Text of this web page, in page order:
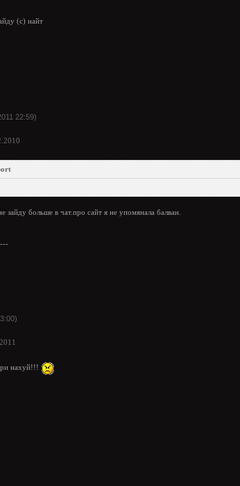
(с) найт
22:59)
зайду больше в чат.про сайт я не упомянала балван.
нахуй!!!